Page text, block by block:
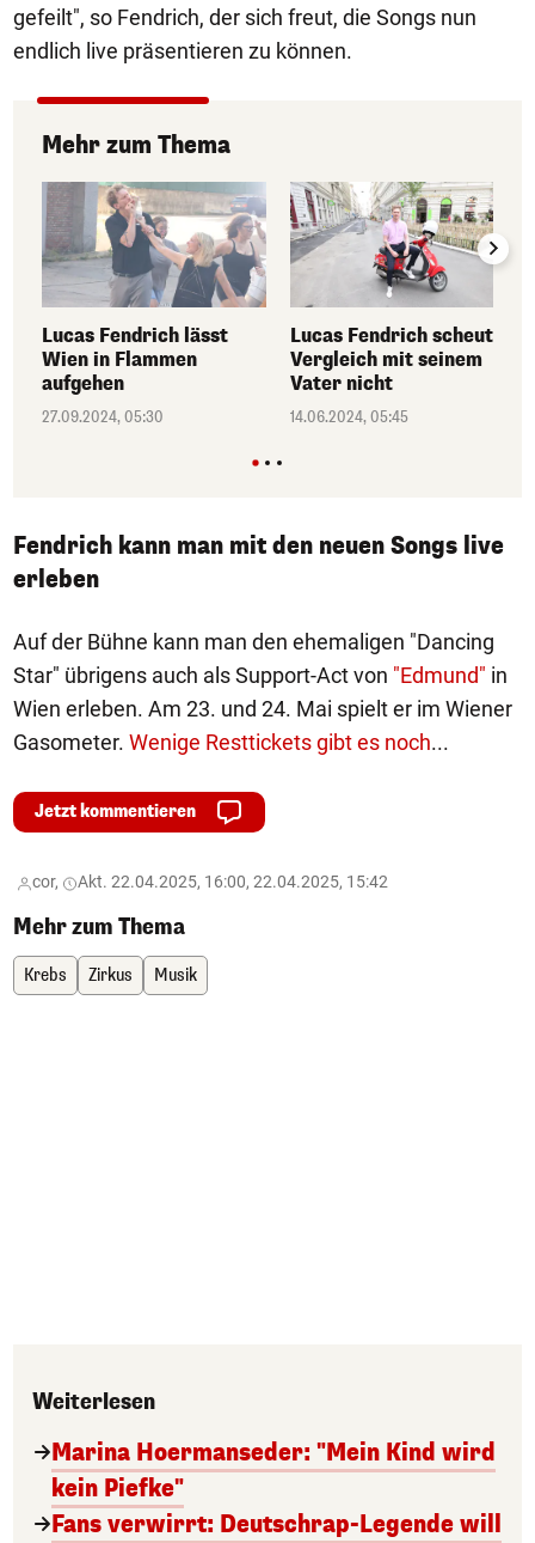
gefeilt", so Fendrich, der sich freut, die Songs nun
endlich live präsentieren zu können.
Mehr zum Thema
Lucas Fendrich lässt
Wien in Flammen
aufgehen
27.09.2024, 05:30
Lucas Fendrich scheut
Vergleich mit seinem
Vater nicht
14.06.2024, 05:45
Fendrich kann man mit den neuen Songs live
erleben
Auf der Bühne kann man den ehemaligen "Dancing
Star" übrigens auch als Support-Act von "Edmund" in
Wien erleben. Am 23. und 24. Mai spielt er im Wiener
Gasometer. Wenige Resttickets gibt es noch...
Jetzt kommentieren
cor, Akt. 22.04.2025, 16:00, 22.04.2025, 15:42
Mehr zum Thema
Krebs Zirkus Musik
Weiterlesen
Marina Hoermanseder: "Mein Kind wird
kein Piefke"
Fans verwirrt: Deutschrap-Legende will